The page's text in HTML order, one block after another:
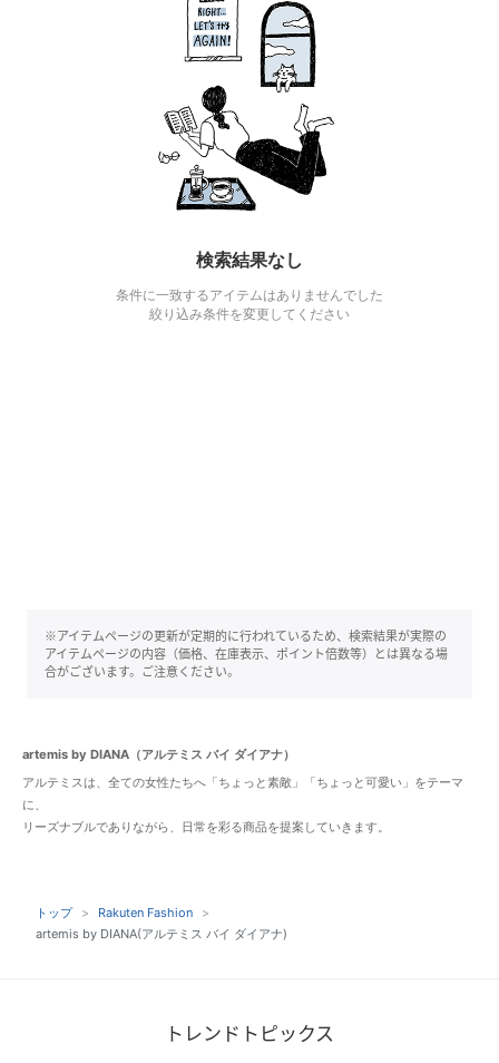
検索結果なし
条件に一致するアイテムはありませんでした
絞り込み条件を変更してください
※アイテムページの更新が定期的に行われているため、検索結果が実際の
アイテムページの内容（価格、在庫表示、ポイント倍数等）とは異なる場
合がございます。ご注意ください。
artemis by DIANA（アルテミス バイ ダイアナ）
アルテミスは、全ての女性たちへ「ちょっと素敵」「ちょっと可愛い」をテーマ
に、
リーズナブルでありながら、日常を彩る商品を提案していきます。
トップ
Rakuten Fashion
artemis by DIANA(アルテミス バイ ダイアナ)
トレンドトピックス